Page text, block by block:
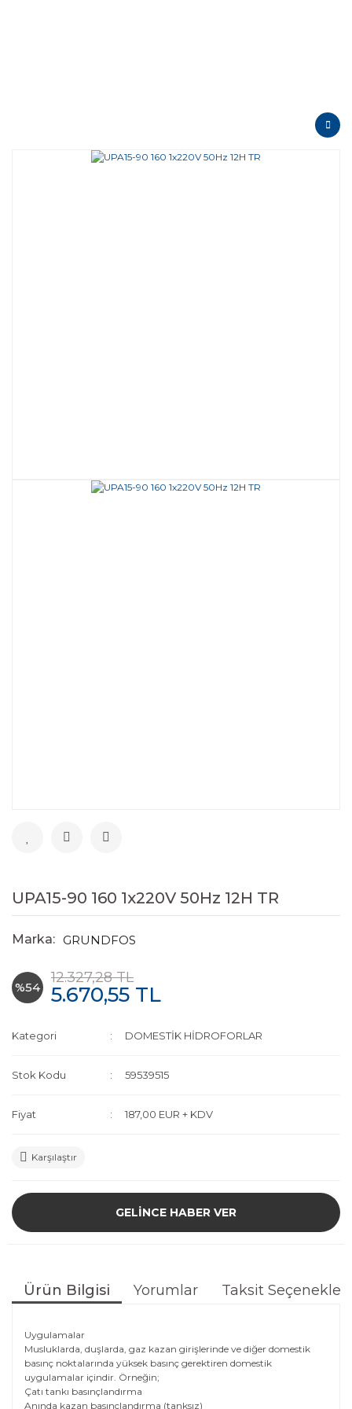
UPA15-90 160 1x220V 50Hz 12H TR
Marka: GRUNDFOS
%54
12.327,28 TL
5.670,55 TL
Kategori DOMESTİK HİDROFORLAR
Stok Kodu 59539515
Fiyat 187,00 EUR + KDV
Karşılaştır
GELİNCE HABER VER
Ürün Bilgisi Yorumlar Taksit Seçenekleri
Uygulamalar
Musluklarda, duşlarda, gaz kazan girişlerinde ve diğer domestik
basınç noktalarında yüksek basınç gerektiren domestik
uygulamalar içindir. Örneğin;
Çatı tankı basınçlandırma
Anında kazan basınçlandırma (tanksız)